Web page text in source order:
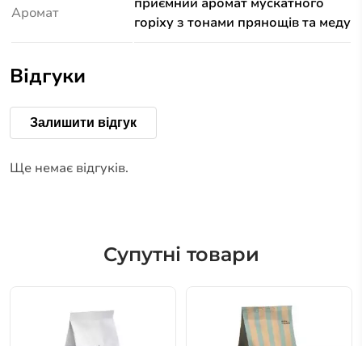
Аромат
горіху з тонами прянощів та меду
Відгуки
Залишити відгук
Ще немає відгуків.
Супутні товари